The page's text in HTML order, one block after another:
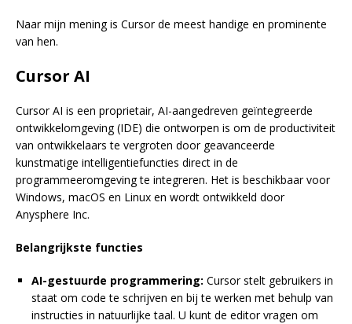
Naar mijn mening is Cursor de meest handige en prominente
van hen.
Cursor AI
Cursor AI is een proprietair, AI-aangedreven geïntegreerde
ontwikkelomgeving (IDE) die ontworpen is om de productiviteit
van ontwikkelaars te vergroten door geavanceerde
kunstmatige intelligentiefuncties direct in de
programmeeromgeving te integreren. Het is beschikbaar voor
Windows, macOS en Linux en wordt ontwikkeld door
Anysphere Inc.
Belangrijkste functies
AI-gestuurde programmering: Cursor stelt gebruikers in
staat om code te schrijven en bij te werken met behulp van
instructies in natuurlijke taal. U kunt de editor vragen om